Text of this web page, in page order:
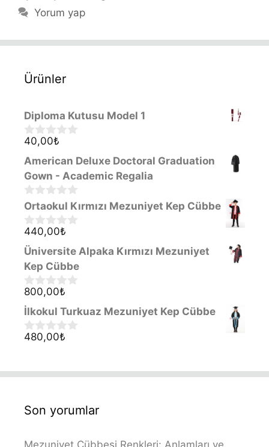
Yorum yap
Ürünler
Diploma Kutusu Model 1
0
o
u
t
o
f
5
40,00₺
American Deluxe Doctoral Graduation
Gown - Academic Regalia
0
o
u
t
o
f
5
Ortaokul Kırmızı Mezuniyet Kep Cübbe
0
o
u
t
o
f
5
440,00₺
Üniversite Alpaka Kırmızı Mezuniyet
Kep Cübbe
0
o
u
t
o
800,00₺
İlkokul Turkuaz Mezuniyet Kep Cübbe
0
t
480,00₺
Son yorumlar